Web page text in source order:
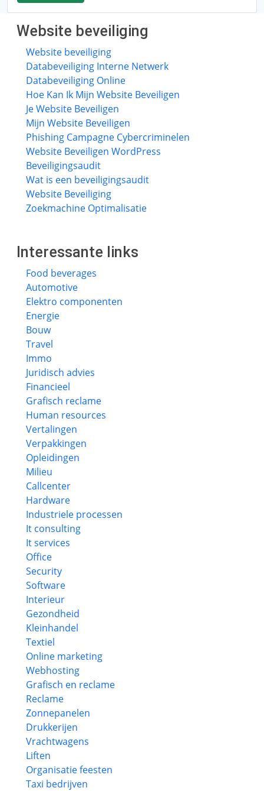
Website beveiliging
Website beveiliging
Databeveiliging Interne Netwerk
Databeveiliging Online
Hoe Kan Ik Mijn Website Beveiligen
Je Website Beveiligen
Mijn Website Beveiligen
Phishing Campagne Cybercriminelen
Website Beveiligen WordPress
Beveiligingsaudit
Wat is een beveiligingsaudit
Website Beveiliging
Zoekmachine Optimalisatie
Interessante links
Food beverages
Automotive
Elektro componenten
Energie
Bouw
Travel
Immo
Juridisch advies
Financieel
Grafisch reclame
Human resources
Vertalingen
Verpakkingen
Opleidingen
Milieu
Callcenter
Hardware
Industriele processen
It consulting
It services
Office
Security
Software
Interieur
Gezondheid
Kleinhandel
Textiel
Online marketing
Webhosting
Grafisch en reclame
Reclame
Zonnepanelen
Drukkerijen
Vrachtwagens
Liften
Organisatie feesten
Taxi bedrijven